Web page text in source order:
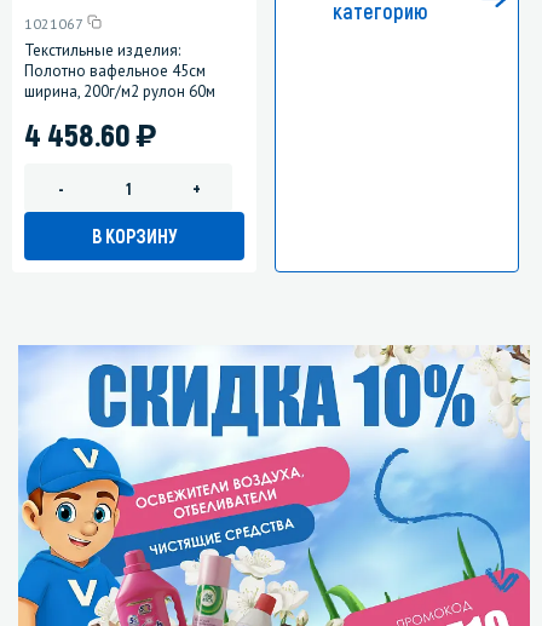
1021067
Текстильные изделия:
Полотно вафельное 45см
ширина, 200г/м2 рулон 60м
4 458.60)
- +
В КОРЗИНУ
категорию